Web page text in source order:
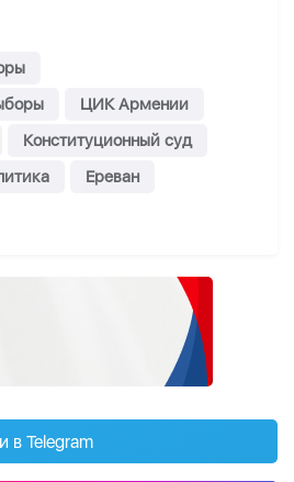
ЦИК Армении
Конституционный суд
Ереван
в Telegram